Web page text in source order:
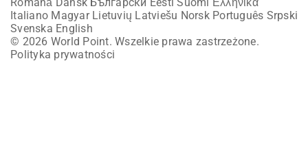
Italiano Magyar Lietuvių Latviešu Norsk Português Srpski
Svenska English
© 2026 World Point. Wszelkie prawa zastrzeżone.
Polityka prywatności